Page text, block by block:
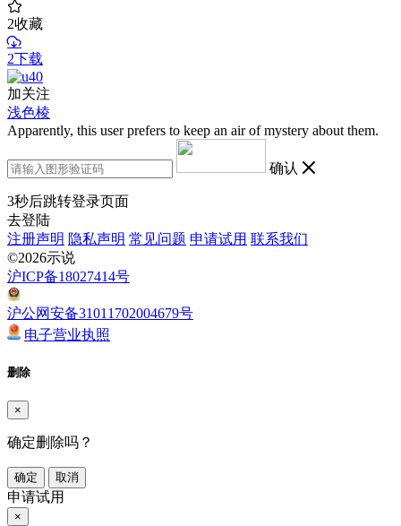
2收藏
2下载
加关注
浅色棱
Apparently, this user prefers to keep an air of mystery about them.
确认
3秒后跳转登录页面
去登陆
注册声明 隐私声明 常见问题 申请试用 联系我们
©2026示说
沪ICP备18027414号
沪公网安备31011702004679号
电子营业执照
删除
×
确定删除吗？
确定 取消
申请试用
×